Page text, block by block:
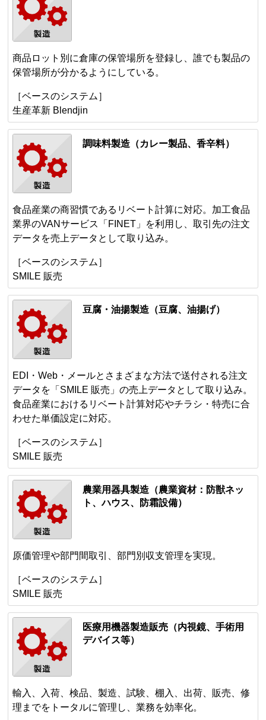
商品ロット別に倉庫の保管場所を登録し、誰でも製品の
保管場所が分かるようにしている。
［ベースのシステム］
生産革新 Blendjin
調味料製造（カレー製品、香辛料）
食品産業の商習慣であるリベート計算に対応。加工食品
業界のVANサービス「FINET」を利用し、取引先の注文
データを売上データとして取り込み。
［ベースのシステム］
SMILE 販売
豆腐・油揚製造（豆腐、油揚げ）
EDI・Web・メールとさまざまな方法で送付される注文
データを「SMILE 販売」の売上データとして取り込み。
食品産業におけるリベート計算対応やチラシ・特売に合
わせた単価設定に対応。
［ベースのシステム］
SMILE 販売
農業用器具製造（農業資材：防獣ネッ
ト、ハウス、防霜設備）
原価管理や部門間取引、部門別収支管理を実現。
［ベースのシステム］
SMILE 販売
医療用機器製造販売（内視鏡、手術用
デバイス等）
輸入、入荷、検品、製造、試験、棚入、出荷、販売、修
理までをトータルに管理し、業務を効率化。